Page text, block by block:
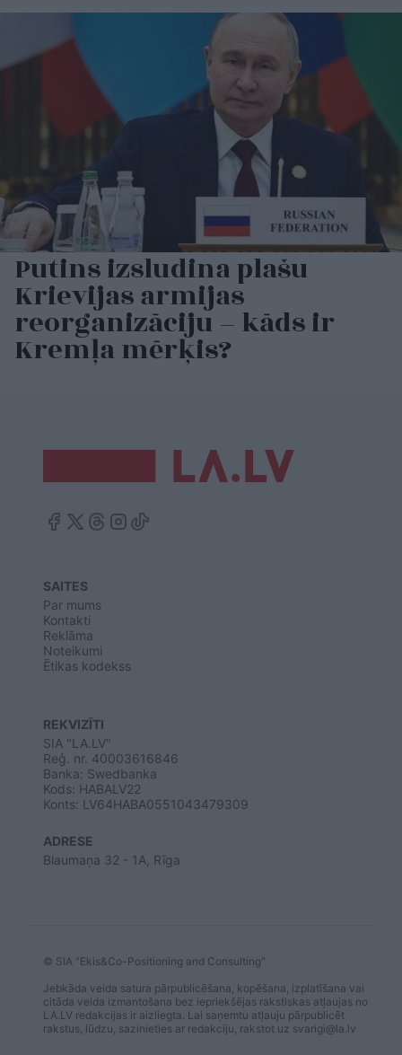
Putins izsludina plašu
Krievijas armijas
reorganizāciju – kāds ir
Kremļa mērķis?
SAITES
Par mums
Kontakti
Reklāma
Noteikumi
Ētikas kodekss
REKVIZĪTI
SIA "LA.LV"
Reģ. nr. 40003616846
Banka: Swedbanka
Kods: HABALV22
Konts: LV64HABA0551043479309
ADRESE
Blaumaņa 32 - 1A, Rīga
© SIA "Ekis&Co-Positioning and Consulting"
Jebkāda veida satura pārpublicēšana, kopēšana, izplatīšana vai
citāda veida izmantošana bez iepriekšējas rakstiskas atļaujas no
LA.LV redakcijas ir aizliegta. Lai saņemtu atļauju pārpublicēt
rakstus, lūdzu, sazinieties ar redakciju, rakstot uz svarigi@la.lv